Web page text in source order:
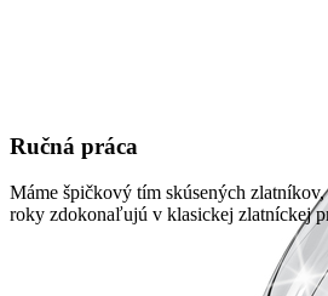
Ručná práca
Máme špičkový tím skúsených
roky zdokonaľujú v klasickej zlatníckej